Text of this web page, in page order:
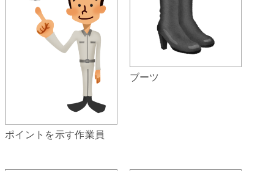
ポイントを示す作業員
ブーツ